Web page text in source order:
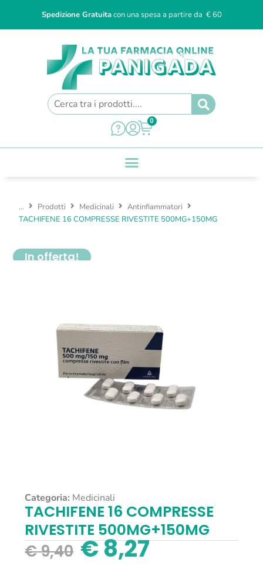
Spedizione Gratuitacon una spesa a partire da € 60
0
... Prodotti Medicinali
Antinfiammatori
TACHIFENE 16 COMPRESSE RIVESTITE 500MG+150MG
In offerta!
Categoria: Medicinali
TACHIFENE 16 COMPRESSE
RIVESTITE 500MG+150MG
€9,40 €8,27